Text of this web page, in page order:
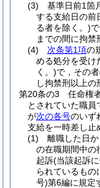
(3)
基準日前1箇
する支給日の前
る者を除く。)
までの間に拘
(4)
次条第1項の
める処分を受け
く。)で，その
し拘禁刑以上
第20条の3
任命権
とされていた職
が次の各号のいず
支給を一時差し止
(1)
離職した日
の在職期間中の
起訴(当該起訴
られているもの
号)第6編に規定